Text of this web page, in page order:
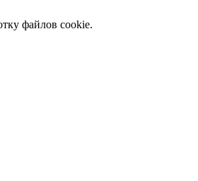
файлов cookie.